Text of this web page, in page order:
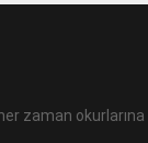
zaman okurlarına